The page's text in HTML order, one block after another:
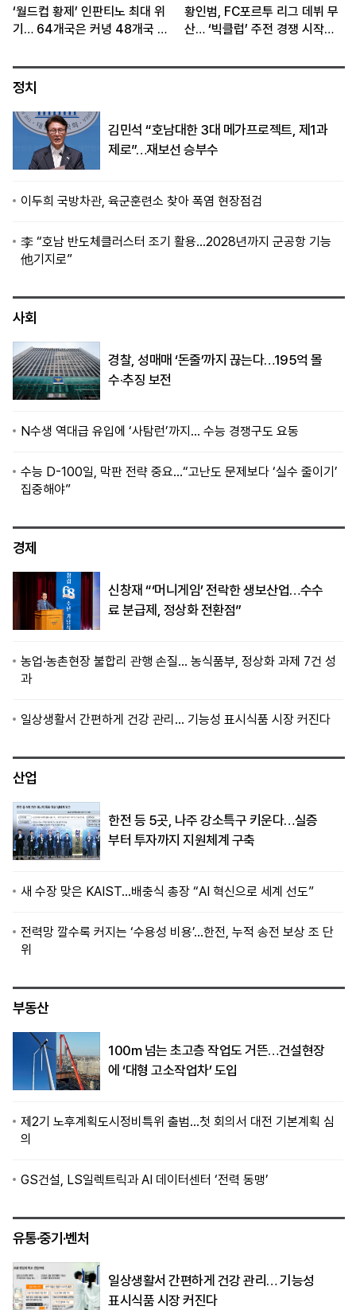
‘월드컵 황제’ 인판티노 최대 위
기… 64개국은 커녕 48개국 체
황인범, FC포르투 리그 데뷔 무
산… ‘빅클럽’ 주전 경쟁 시작됐
정치
김민석 “호남대한 3대 메가프로젝트, 제1과
제로”…재보선 승부수
이두희 국방차관, 육군훈련소 찾아 폭염 현장점검
李 “호남 반도체클러스터 조기 활용…2028년까지 군공항 기능
他기지로”
사회
경찰, 성매매 ‘돈줄’까지 끊는다…195억 몰
수·추징 보전
N수생 역대급 유입에 ‘사탐런’까지… 수능 경쟁구도 요동
수능 D-100일, 막판 전략 중요…“고난도 문제보다 ‘실수 줄이기’
집중해야”
경제
신창재 “‘머니게임’ 전락한 생보산업…수수
료 분급제, 정상화 전환점”
농업·농촌현장 불합리 관행 손질… 농식품부, 정상화 과제 7건 성
과
일상생활서 간편하게 건강 관리… 기능성 표시식품 시장 커진다
산업
한전 등 5곳, 나주 강소특구 키운다…실증
부터 투자까지 지원체계 구축
새 수장 맞은 KAIST…배충식 총장 “AI 혁신으로 세계 선도”
전력망 깔수록 커지는 ‘수용성 비용’…한전, 누적 송전 보상 조 단
위
부동산
100m 넘는 초고층 작업도 거뜬…건설현장
에 ‘대형 고소작업차’ 도입
제2기 노후계획도시정비특위 출범…첫 회의서 대전 기본계획 심
의
GS건설, LS일렉트릭과 AI 데이터센터 ‘전력 동맹’
유통·중기·벤처
일상생활서 간편하게 건강 관리… 기능성
표시식품 시장 커진다